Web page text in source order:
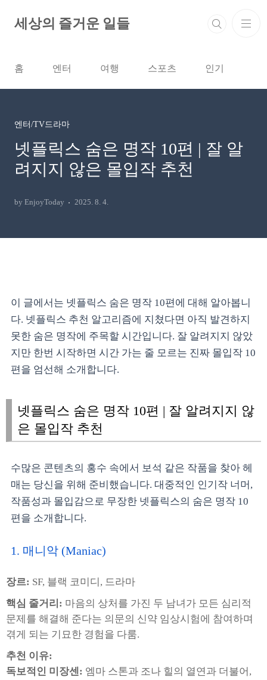
세상의 즐거운 일들
홈 엔터 여행 스포츠 인기
엔터/TV드라마
넷플릭스 숨은 명작 10편 | 잘 알
려지지 않은 몰입작 추천
by EnjoyToday 2025. 8. 4.
이 글에서는 넷플릭스 숨은 명작 10편에 대해 알아봅니
다. 넷플릭스 추천 알고리즘에 지쳤다면 아직 발견하지
못한 숨은 명작에 주목할 시간입니다. 잘 알려지지 않았
지만 한번 시작하면 시간 가는 줄 모르는 진짜 몰입작 10
편을 엄선해 소개합니다.
넷플릭스 숨은 명작 10편 | 잘 알려지지 않
은 몰입작 추천
수많은 콘텐츠의 홍수 속에서 보석 같은 작품을 찾아 헤
매는 당신을 위해 준비했습니다. 대중적인 인기작 너머,
작품성과 몰입감으로 무장한 넷플릭스의 숨은 명작 10
편을 소개합니다.
1. 매니악 (Maniac)
장르: SF, 블랙 코미디, 드라마
핵심 줄거리: 마음의 상처를 가진 두 남녀가 모든 심리적
문제를 해결해 준다는 의문의 신약 임상시험에 참여하며
겪게 되는 기묘한 경험을 다룸.
추천 이유:
독보적인 미장센: 엠마 스톤과 조나 힐의 열연과 더불어,